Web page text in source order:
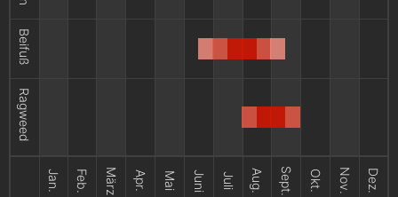
Jan. Feb. März Apr. Mai Juni Juli Aug. Sept. Okt. Nov. Dez.
Beifuß
Ragweed